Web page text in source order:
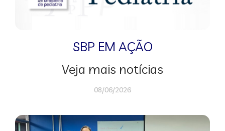
SBP EM AÇÃO
Veja mais notícias
08/06/2026